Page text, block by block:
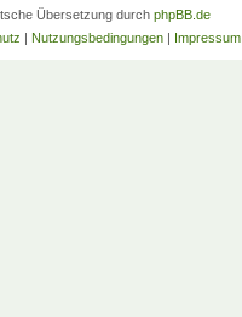
Übersetzung durch phpBB.de
| Nutzungsbedingungen | Impressum